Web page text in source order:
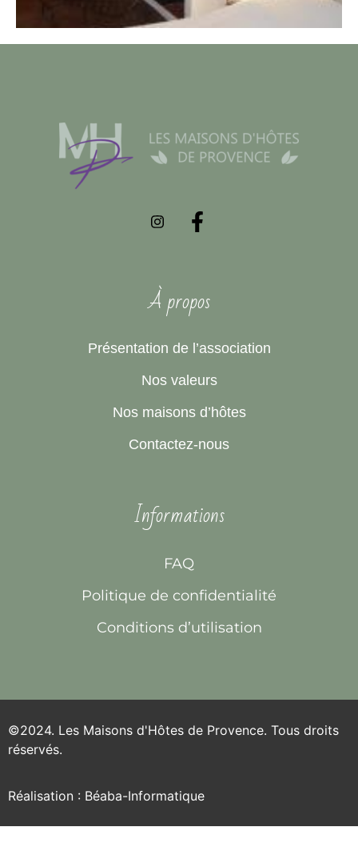
À propos
Présentation de l’association
Nos valeurs
Nos maisons d’hôtes
Contactez-nous
Informations
FAQ
Politique de confidentialité
Conditions d’utilisation
©2024. Les Maisons d'Hôtes de Provence. Tous droits
réservés.
Réalisation : Béaba-Informatique